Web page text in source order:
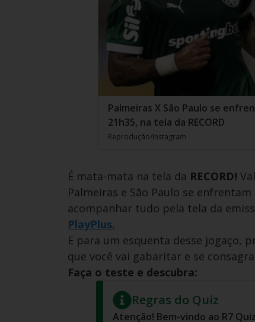
Palmeiras X São Paulo se
21h35, na tela da RECORD
Reprodução/Instagram
É mata-mata na tela da RECORD!
Palmeiras e São Paulo se
acompanhar tudo pela tela da
PlayPlus.
E para um esquenta desse jogaço,
que você vai gabaritar e se
Faça o teste e descubra:
Regras do Quiz
Atenção! Bem-vindo ao R7